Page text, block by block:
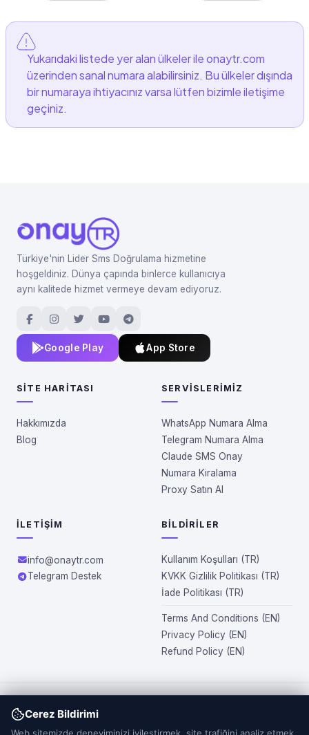
Yukarıdaki listede yer alan ülkeler ile onaytr.com
üzerinden sanal numara alabilirsiniz. Bu ülkeler dışında
bir numaraya ihtiyacınız varsa lütfen bizimle iletişime
geçiniz.
Türkiye'nin Lider Sms Doğrulama hizmetine
hoşgeldiniz. Dünya çapında binlerce kullanıcıya
aynı kalitede hizmet vermeye devam ediyoruz.
Google Play App Store
SITE HARITASI
Hakkımızda
Blog
SERVISLERIMIZ
WhatsApp Numara Alma
Telegram Numara Alma
Claude SMS Onay
Numara Kiralama
Proxy Satın Al
İLETIŞIM
info@onaytr.com
Telegram Destek
BILDIRILER
Kullanım Koşulları (TR)
KVKK Gizlilik Politikası (TR)
İade Politikası (TR)
Terms And Conditions (EN)
Privacy Policy (EN)
Refund Policy (EN)
OnayTR.com üzerinden sunulan numaralar tamamen sanaldır ve
fiziksel olarak teslim edilmez. Site kapsamında sağlanan
Cerez Bildirimi